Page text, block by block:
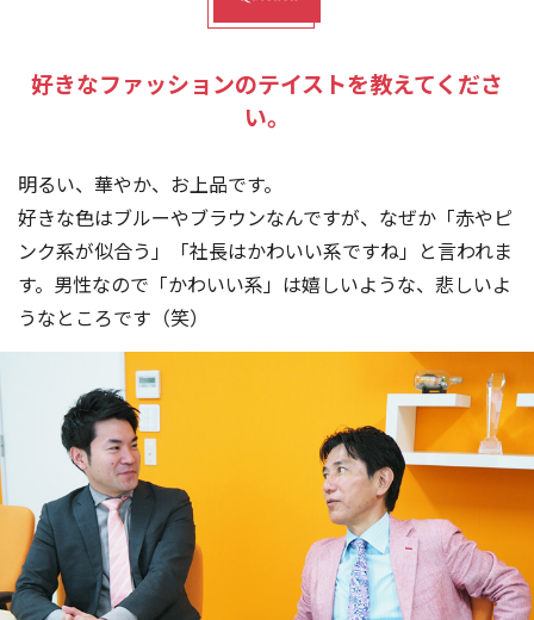
好きなファッションのテイストを教えてくださ
い。
明るい、華やか、お上品です。
好きな色はブルーやブラウンなんですが、なぜか「赤やピ
ンク系が似合う」「社長はかわいい系ですね」と言われま
す。男性なので「かわいい系」は嬉しいような、悲しいよ
うなところです（笑）